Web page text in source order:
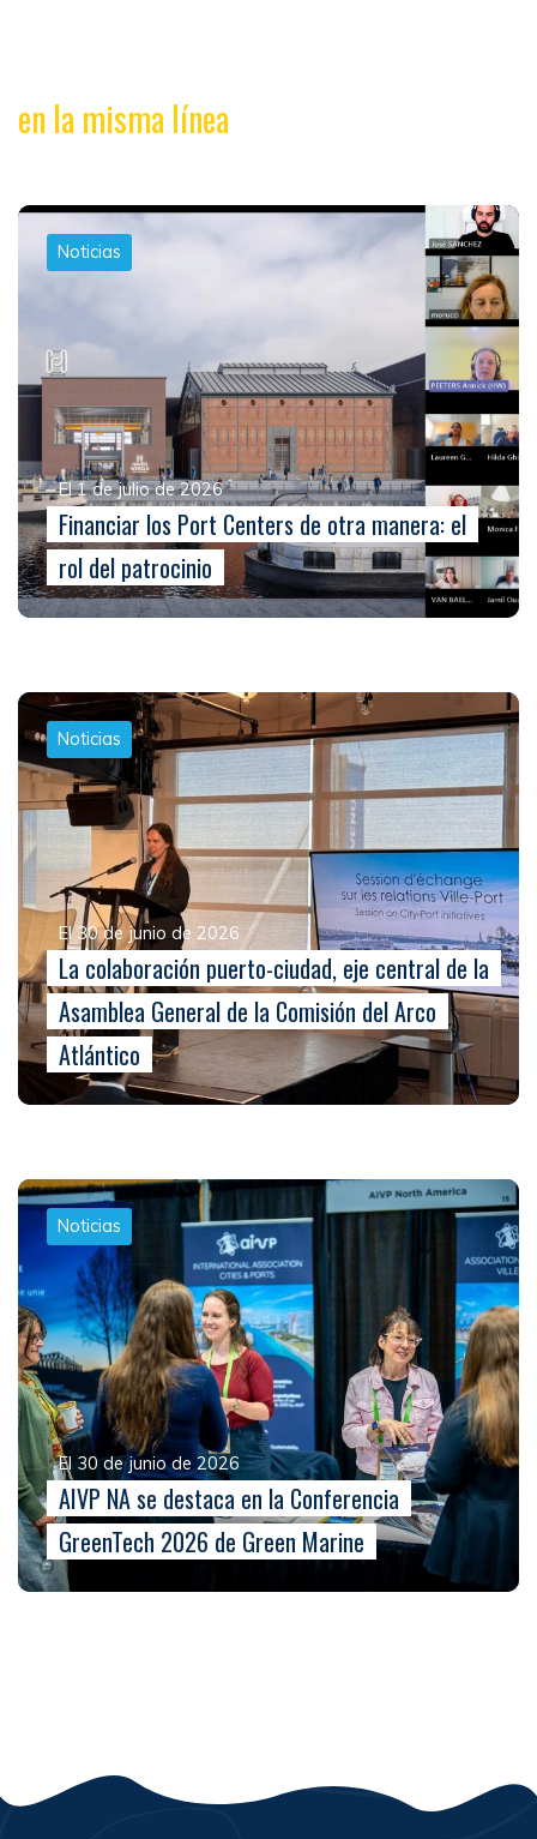
en la misma línea
Noticias
El 1 de julio de 2026
Financiar los Port Centers de otra manera: el
rol del patrocinio
Noticias
El 30 de junio de 2026
La colaboración puerto-ciudad, eje central de la
Asamblea General de la Comisión del Arco
Atlántico
Noticias
El 30 de junio de 2026
AIVP NA se destaca en la Conferencia
GreenTech 2026 de Green Marine